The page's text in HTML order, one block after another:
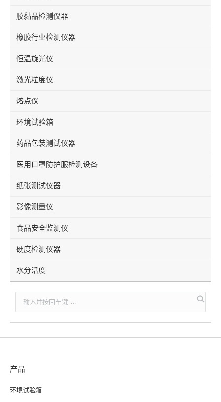
胶黏品检测仪器
橡胶行业检测仪器
恒温旋光仪
激光粒度仪
熔点仪
环境试验箱
药品包装测试仪器
医用口罩防护服检测设备
纸张测试仪器
影像测量仪
食品安全监测仪
硬度检测仪器
水分活度
产品
环境试验箱